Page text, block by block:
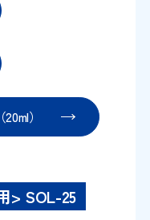
）
> SOL-25